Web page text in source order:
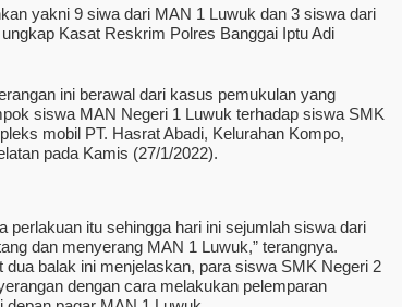
yakni 9 siwa dari MAN 1 Luwuk dan 3 siswa dari
Kasat Reskrim Polres Banggai Iptu Adi
ini berawal dari kasus pemukulan yang
siswa MAN Negeri 1 Luwuk terhadap siswa SMK
mobil PT. Hasrat Abadi, Kelurahan Kompo,
pada Kamis (27/1/2022).
perlakuan itu sehingga hari ini sejumlah siswa dari
dan menyerang MAN 1 Luwuk,” terangnya.
dua balak ini menjelaskan, para siswa SMK Negeri 2
dengan cara melakukan pelemparan